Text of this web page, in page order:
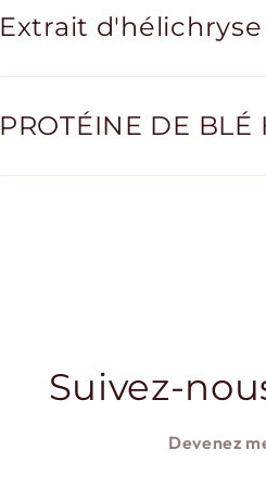
Extrait d'hélichryse
PROTÉINE DE BLÉ
Suivez-
Devenez